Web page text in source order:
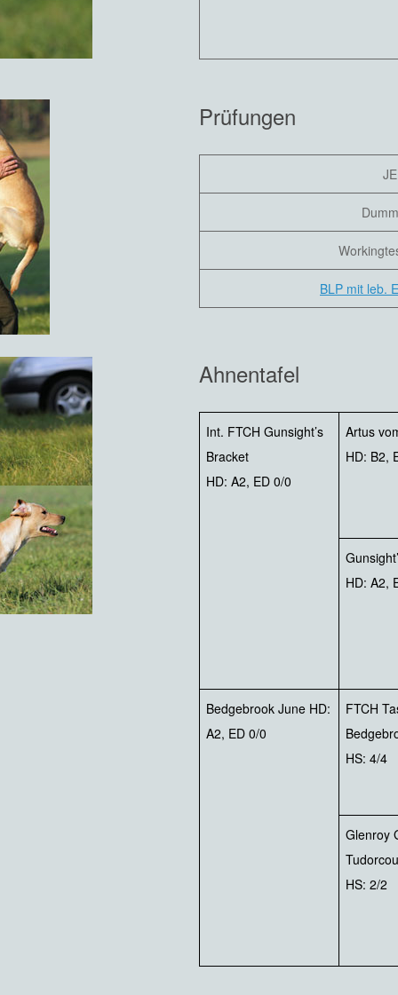
Prüfungen
BLP mit leb.
Ahnentafel
Int. FTCH Gunsight’s
Bracket
HD: A2, ED 0/0
Artus
HD: B2,
HD: A2,
Bedgebrook June HD:
A2, ED 0/0
FTCH
HS: 4/4
Glenroy
HS: 2/2